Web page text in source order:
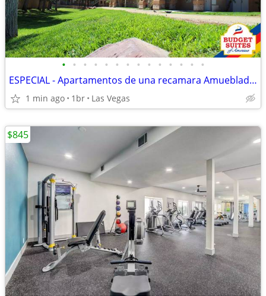
• • • • • • • • • • • • • •
ESPECIAL - Apartamentos de una recamara Amueblado $269 Semanal
1 min ago 1br Las Vegas
$845